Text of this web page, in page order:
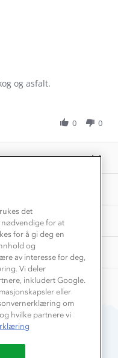
og asfalt.
0 0
med
det
for at
for å gi deg en
og
av interesse for deg,
Vi deler
inkludert Google.
eller
om
hvilke partnere vi